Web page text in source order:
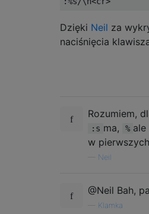
Dzięki Neil za
naciśnięcia
Rozumiem,
:s ma, %
w
Neil
@Neil Bah,
Klamka